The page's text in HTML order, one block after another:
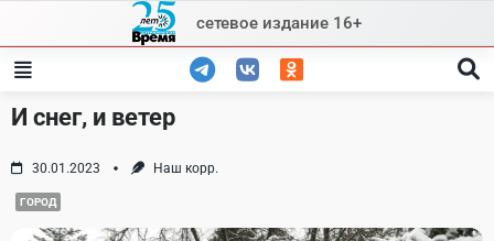
content
сетевое издание 16+
И снег, и ветер
30.01.2023 Наш корр.
ГОРОД